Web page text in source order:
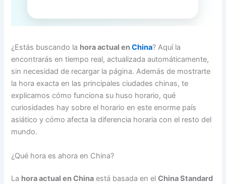
¿Estás buscando la hora actual enChina? Aquí la
encontrarás en tiempo real, actualizada automáticamente,
sin necesidad de recargar la página. Además de mostrarte
la hora exacta en las principales ciudades chinas, te
explicamos cómo funciona su huso horario, qué
curiosidades hay sobre el horario en este enorme país
asiático y cómo afecta la diferencia horaria con el resto del
mundo.
¿Qué hora es ahora en China?
La hora actual en China está basada en elChina Standard